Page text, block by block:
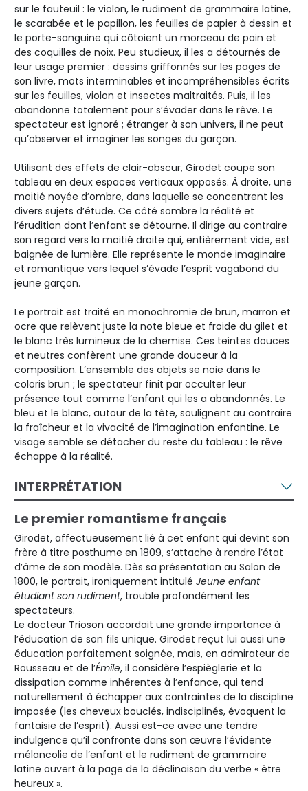
sur le fauteuil : le violon, le rudiment de grammaire latine,
le scarabée et le papillon, les feuilles de papier à dessin et
le porte-sanguine qui côtoient un morceau de pain et
des coquilles de noix. Peu studieux, il les a détournés de
leur usage premier : dessins griffonnés sur les pages de
son livre, mots interminables et incompréhensibles écrits
sur les feuilles, violon et insectes maltraités. Puis, il les
abandonne totalement pour s’évader dans le rêve. Le
spectateur est ignoré ; étranger à son univers, il ne peut
qu’observer et imaginer les songes du garçon.
Utilisant des effets de clair-obscur, Girodet coupe son
tableau en deux espaces verticaux opposés. À droite, une
moitié noyée d’ombre, dans laquelle se concentrent les
divers sujets d’étude. Ce côté sombre la réalité et
l’érudition dont l’enfant se détourne. Il dirige au contraire
son regard vers la moitié droite qui, entièrement vide, est
baignée de lumière. Elle représente le monde imaginaire
et romantique vers lequel s’évade l’esprit vagabond du
jeune garçon.
Le portrait est traité en monochromie de brun, marron et
ocre que relèvent juste la note bleue et froide du gilet et
le blanc très lumineux de la chemise. Ces teintes douces
et neutres confèrent une grande douceur à la
composition. L’ensemble des objets se noie dans le
coloris brun ; le spectateur finit par occulter leur
présence tout comme l’enfant qui les a abandonnés. Le
bleu et le blanc, autour de la tête, soulignent au contraire
la fraîcheur et la vivacité de l’imagination enfantine. Le
visage semble se détacher du reste du tableau : le rêve
échappe à la réalité.
INTERPRÉTATION
Le premier romantisme français
Girodet, affectueusement lié à cet enfant qui devint son
frère à titre posthume en 1809, s’attache à rendre l’état
d’âme de son modèle. Dès sa présentation au Salon de
1800, le portrait, ironiquement intitulé Jeune enfant
étudiant son rudiment, trouble profondément les
spectateurs.
Le docteur Trioson accordait une grande importance à
l’éducation de son fils unique. Girodet reçut lui aussi une
éducation parfaitement soignée, mais, en admirateur de
Rousseau et de l’Émile, il considère l’espièglerie et la
dissipation comme inhérentes à l’enfance, qui tend
naturellement à échapper aux contraintes de la discipline
imposée (les cheveux bouclés, indisciplinés, évoquent la
fantaisie de l’esprit). Aussi est-ce avec une tendre
indulgence qu’il confronte dans son œuvre l’évidente
mélancolie de l’enfant et le rudiment de grammaire
latine ouvert à la page de la déclinaison du verbe « être
heureux ».